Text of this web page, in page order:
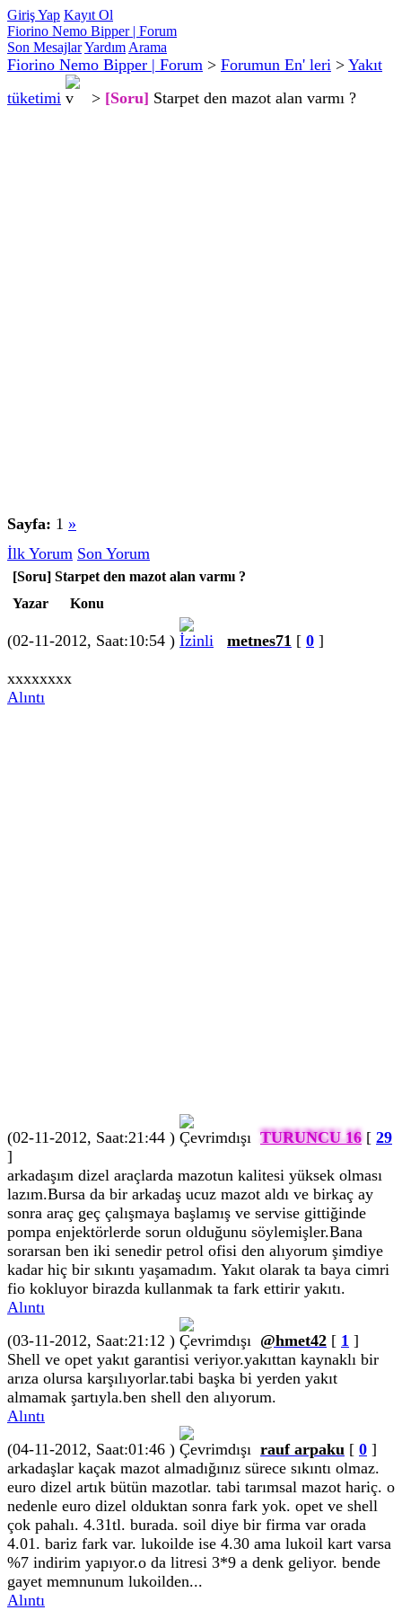
Giriş Yap Kayıt Ol
Fiorino Nemo Bipper | Forum
Son MesajlarYardım Arama
Fiorino Nemo Bipper | Forum > Forumun En' leri > Yakıt
tüketimi
> [Soru] Starpet den mazot alan varmı ?
Sayfa: 1 »
İlk Yorum Son Yorum
[Soru] Starpet den mazot alan varmı ?
Yazar
Konu
(02-11-2012, Saat:10:54 ) metnes71 [ 0 ]
xxxxxxxx
Alıntı
(02-11-2012, Saat:21:44 ) TURUNCU 16 [ 29
]
arkadaşım dizel araçlarda mazotun kalitesi yüksek olması
lazım.Bursa da bir arkadaş ucuz mazot aldı ve birkaç ay
sonra araç geç çalışmaya başlamış ve servise gittiğinde
pompa enjektörlerde sorun olduğunu söylemişler.Bana
sorarsan ben iki senedir petrol ofisi den alıyorum şimdiye
kadar hiç bir sıkıntı yaşamadım. Yakıt olarak ta baya cimri
fio kokluyor birazda kullanmak ta fark ettirir yakıtı.
Alıntı
(03-11-2012, Saat:21:12 )
@hmet42 [ 1 ]
Shell ve opet yakıt garantisi veriyor.yakıttan kaynaklı bir
arıza olursa karşılıyorlar.tabi başka bi yerden yakıt
almamak şartıyla.ben shell den alıyorum.
Alıntı
(04-11-2012, Saat:01:46 )
rauf arpaku [ 0 ]
arkadaşlar kaçak mazot almadığınız sürece sıkıntı olmaz.
euro dizel artık bütün mazotlar. tabi tarımsal mazot hariç. o
nedenle euro dizel olduktan sonra fark yok. opet ve shell
çok pahalı. 4.31tl. burada. soil diye bir firma var orada
4.01. bariz fark var. lukoilde ise 4.30 ama lukoil kart varsa
%7 indirim yapıyor.o da litresi 3*9 a denk geliyor. bende
gayet memnunum lukoilden...
Alıntı